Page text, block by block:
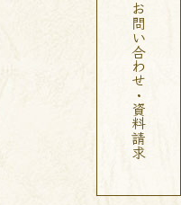
お問い合わせ・資料請求